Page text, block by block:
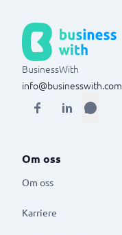
BusinessWith
info@businesswith.com
Om oss
Om oss
Karriere